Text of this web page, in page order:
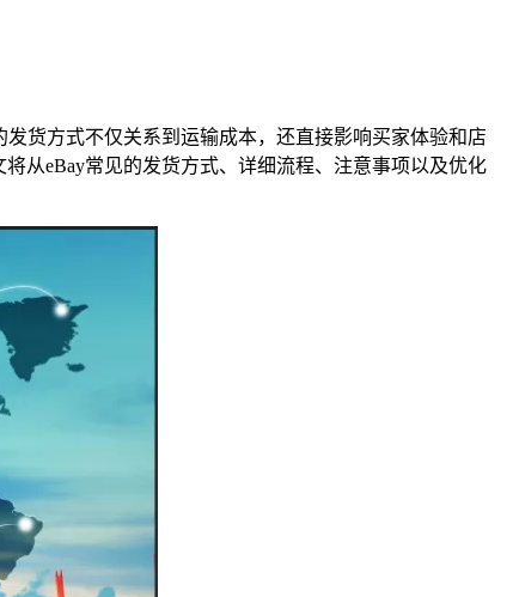
货方式不仅关系到运输成本，还直接影响买家体验和店
从eBay常见的发货方式、详细流程、注意事项以及优化